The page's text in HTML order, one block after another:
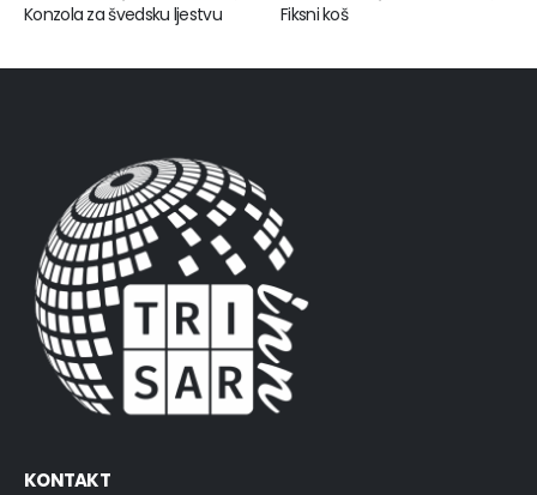
Konzola za švedsku ljestvu Fiksni koš
KONTAKT